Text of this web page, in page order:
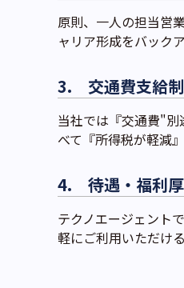
原則、一人の担当営
ャリア形成をバック
3. 交通費支給制
当社では『交通費"
べて『所得税が軽減
4. 待遇・福利
テクノエージェント
軽にご利用いただけ